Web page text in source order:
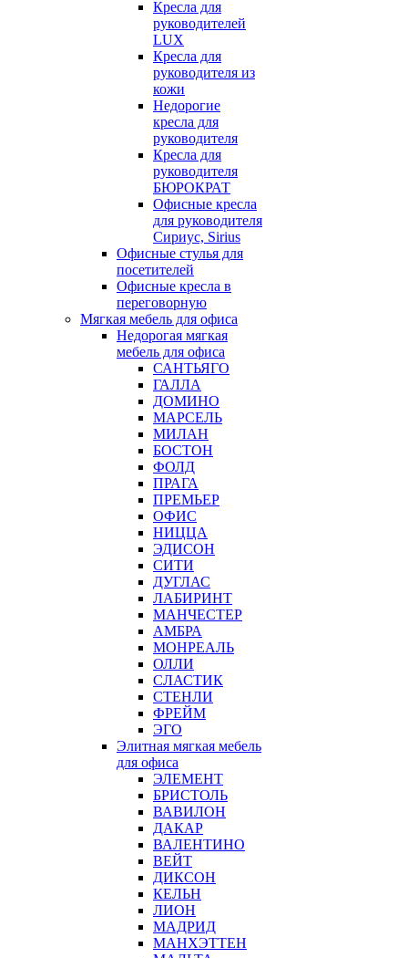
Кресла для
руководителей
LUX
Кресла для
руководителя из
кожи
Недорогие
кресла для
руководителя
Кресла для
руководителя
БЮРОКРАТ
Офисные кресла
для руководителя
Сириус, Sirius
Офисные стулья для
посетителей
Офисные кресла в
переговорную
Мягкая мебель для офиса
Недорогая мягкая
мебель для офиса
САНТЬЯГО
ГАЛЛА
ДОМИНО
МАРСЕЛЬ
МИЛАН
БОСТОН
ФОЛД
ПРАГА
ПРЕМЬЕР
ОФИС
НИЦЦА
ЭДИСОН
СИТИ
ДУГЛАС
ЛАБИРИНТ
МАНЧЕСТЕР
АМБРА
МОНРЕАЛЬ
ОЛЛИ
СЛАСТИК
СТЕНЛИ
ФРЕЙМ
ЭГО
Элитная мягкая мебель
для офиса
ЭЛЕМЕНТ
БРИСТОЛЬ
ВАВИЛОН
ДАКАР
ВАЛЕНТИНО
ВЕЙТ
ДИКСОН
КЕЛЬН
ЛИОН
МАДРИД
МАНХЭТТЕН